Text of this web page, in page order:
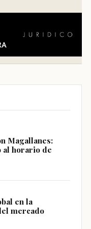
Magallanes:
al horario de
en la
mercado